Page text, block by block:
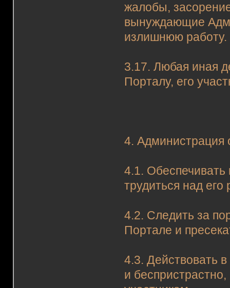
жалобы,
вынуждающие
излишнюю работу.
3.17. Любая иная
Порталу, его
4. Администрация
4.1.
трудиться над его
4.2. Следить за
Портале и
4.3. Действовать
и